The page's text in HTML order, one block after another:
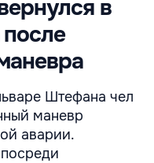
в
Штефана чел
маневр
аварии.